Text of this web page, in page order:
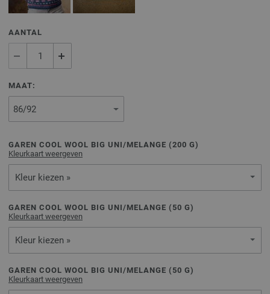
AANTAL
MAAT:
GAREN COOL WOOL BIG UNI/MELANGE (200 G)
Kleurkaart weergeven
Kleur kiezen »
GAREN COOL WOOL BIG UNI/MELANGE ( 50 G)
Kleurkaart weergeven
Kleur kiezen »
GAREN COOL WOOL BIG UNI/MELANGE ( 50 G)
Kleurkaart weergeven